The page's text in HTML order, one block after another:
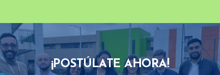
¡POSTÚLATE AHORA!